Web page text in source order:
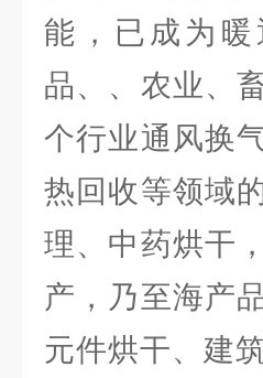
能，已成为
品、、农业、
个行业通风换
热回收等领域
理、中药烘干
产，乃至海产
元件烘干、建